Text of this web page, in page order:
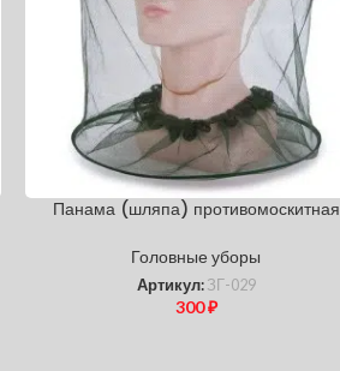
Панама (шляпа) противомоскитная
Головные уборы
Артикул: ЗГ-029
300₽